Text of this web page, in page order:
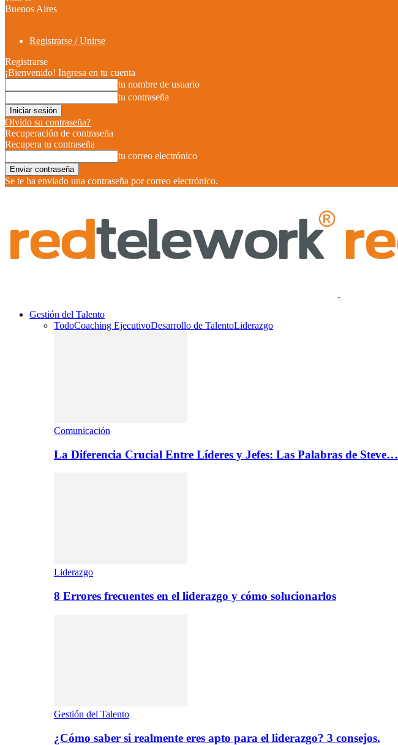
Buenos Aires
Registrarse / Unirse
Registrarse
¡Bienvenido! Ingresa en tu cuenta
tu nombre de usuario
tu contraseña
Olvido su contraseña?
Recuperación de contraseña
Recupera tu contraseña
tu correo electrónico
Se te ha enviado una contraseña por correo electrónico.
Gestión del Talento
TodoCoaching EjecutivoDesarrollo de TalentoLiderazgo
Comunicación
La Diferencia Crucial Entre Líderes y Jefes: Las Palabras de Steve…
Liderazgo
8 Errores frecuentes en el liderazgo y cómo solucionarlos
Gestión del Talento
¿Cómo saber si realmente eres apto para el liderazgo? 3 consejos.